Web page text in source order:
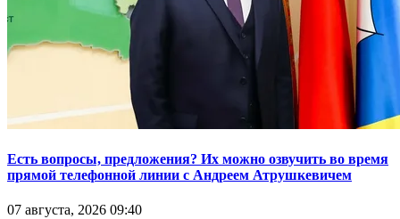
Есть вопросы, предложения? Их можно озвучить во время
прямой телефонной линии с Андреем Атрушкевичем
07 августа, 2026 09:40